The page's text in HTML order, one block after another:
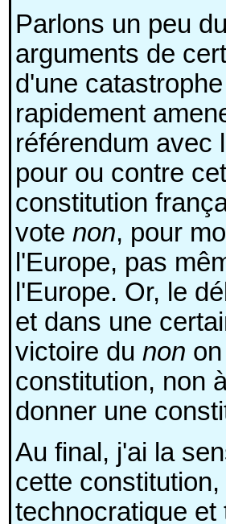
Parlons un peu
arguments de
d'une
rapidement
référendum avec
pour ou contre
constitution
vote non, pour
l'Europe, pas
l'Europe. Or, le
et dans une
victoire du non
constitution, non
donner une
Au final, j'ai la
cette
technocratique